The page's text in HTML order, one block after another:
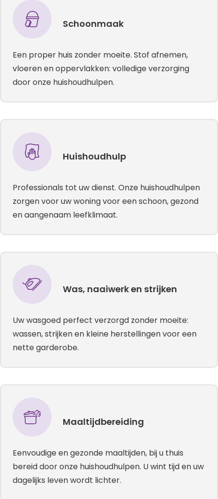
Schoonmaak
Een proper huis zonder moeite. Stof afnemen,
vloeren en oppervlakken: volledige verzorging
door onze huishoudhulpen.
Huishoudhulp
Professionals tot uw dienst. Onze huishoudhulpen
zorgen voor uw woning voor een schoon, gezond
en aangenaam leefklimaat.
Was, naaiwerk en strijken
Uw wasgoed perfect verzorgd zonder moeite:
wassen, strijken en kleine herstellingen voor een
nette garderobe.
Maaltijdbereiding
Eenvoudige en gezonde maaltijden, bij u thuis
bereid door onze huishoudhulpen. U wint tijd en uw
dagelijks leven wordt lichter.